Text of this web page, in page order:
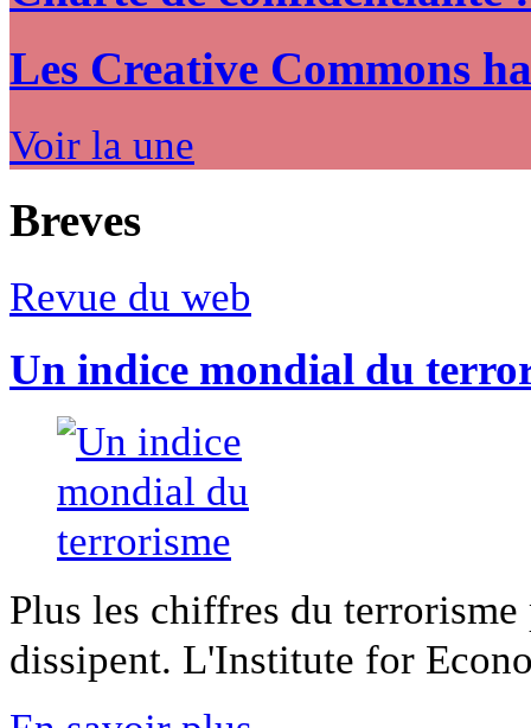
Les Creative Commons
Voir la une
Breves
Revue du web
Un indice mondial du
Plus les chiffres du
dissipent. L'Institute for